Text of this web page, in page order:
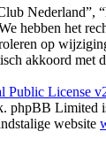
hebben het
op
akkoord met
Public License
phpBB
website